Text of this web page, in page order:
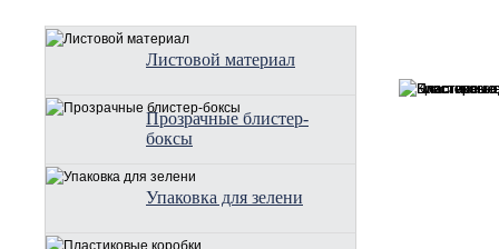
Листовой материал
Прозрачные блистер-
боксы
Упаковка для зелени